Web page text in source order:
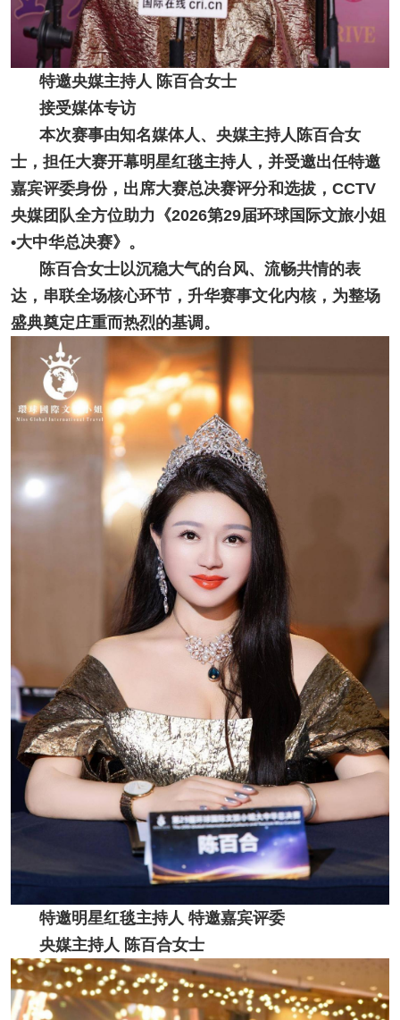
特邀央媒主持人 陈百合女士
接受媒体专访
本次赛事由知名媒体人、央媒主持人陈百合女
士，担任大赛开幕明星红毯主持人，并受邀出任特邀
嘉宾评委身份，出席大赛总决赛评分和选拔，CCTV
央媒团队全方位助力《2026第29届环球国际文旅小姐
•大中华总决赛》。
陈百合女士以沉稳大气的台风、流畅共情的表
达，串联全场核心环节，升华赛事文化内核，为整场
盛典奠定庄重而热烈的基调。
特邀明星红毯主持人 特邀嘉宾评委
央媒主持人 陈百合女士